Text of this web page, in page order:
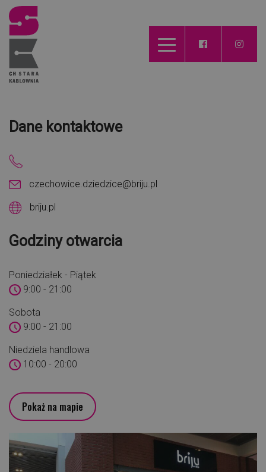
Dane kontaktowe
czechowice.dziedzice@briju.pl
briju.pl
Godziny otwarcia
Poniedziałek - Piątek
9:00 - 21:00
Sobota
9:00 - 21:00
Niedziela handlowa
10:00 - 20:00
Pokaż na mapie